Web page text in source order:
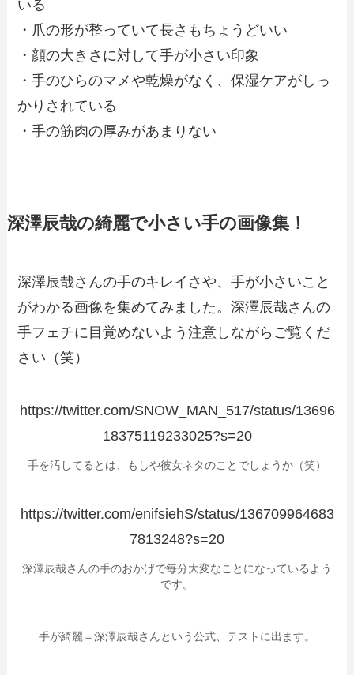
いる
・爪の形が整っていて長さもちょうどいい
・顔の大きさに対して手が小さい印象
・手のひらのマメや乾燥がなく、保湿ケアがしっ
かりされている
・手の筋肉の厚みがあまりない
深澤辰哉の綺麗で小さい手の画像集！
深澤辰哉さんの手のキレイさや、手が小さいこと
がわかる画像を集めてみました。深澤辰哉さんの
手フェチに目覚めないよう注意しながらご覧くだ
さい（笑）
https://twitter.com/SNOW_MAN_517/status/13696
18375119233025?s=20
手を汚してるとは、もしや彼女ネタのことでしょうか（笑）
https://twitter.com/enifsiehS/status/136709964683
7813248?s=20
深澤辰哉さんの手のおかげで毎分大変なことになっているよう
です。
手が綺麗＝深澤辰哉さんという公式、テストに出ます。